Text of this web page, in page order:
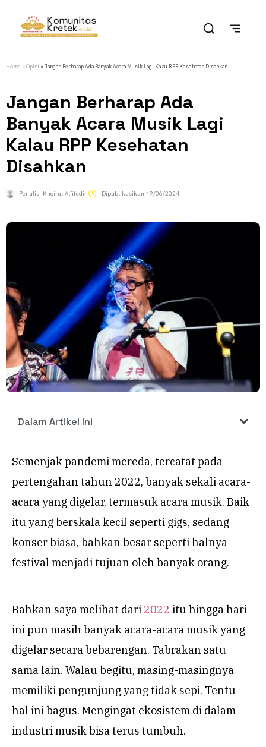
Home »Opini »Jangan Berharap Ada Banyak Acara Musik Lagi Kalau RPP Kesehatan Disahkan
Jangan Berharap Ada
Banyak Acara Musik Lagi
Kalau RPP Kesehatan
Disahkan
Penulis: Khoirul Atfifudin Dipublikasikan 19/06/2024
Dalam Artikel Ini
Semenjak pandemi mereda, tercatat pada
pertengahan tahun 2022, banyak sekali acara-
acara yang digelar, termasuk acara musik. Baik
itu yang berskala kecil seperti gigs, sedang
konser biasa, bahkan besar seperti halnya
festival menjadi tujuan oleh banyak orang.
Bahkan saya melihat dari 2022 itu hingga hari
ini pun masih banyak acara-acara musik yang
digelar secara bebarengan. Tabrakan satu
sama lain. Walau begitu, masing-masingnya
memiliki pengunjung yang tidak sepi. Tentu
hal ini bagus. Mengingat ekosistem di dalam
industri musik bisa terus tumbuh.